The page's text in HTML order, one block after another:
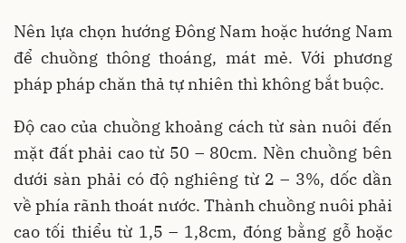
Nên lựa chọn hướng Đông Nam hoặc hướng Nam
để chuồng thông thoáng, mát mẻ. Với phương
pháp pháp chăn thả tự nhiên thì không bắt buộc.
Độ cao của chuồng khoảng cách từ sàn nuôi đến
mặt đất phải cao từ 50 – 80cm. Nền chuồng bên
dưới sàn phải có độ nghiêng từ 2 – 3%, dốc dần
về phía rãnh thoát nước. Thành chuồng nuôi phải
cao tối thiểu từ 1,5 – 1,8cm, đóng bằng gỗ hoặc